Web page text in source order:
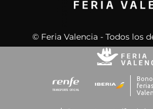
© Feria Valencia - Todos los